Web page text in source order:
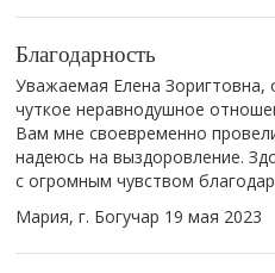
Благодарность
Уважаемая Елена Зоригтовна,
чуткое неравнодушное
Вам мне своевременно
надеюсь на выздоровление.
с огромным чувством
Мария, г. Богучар 19 мая 2023